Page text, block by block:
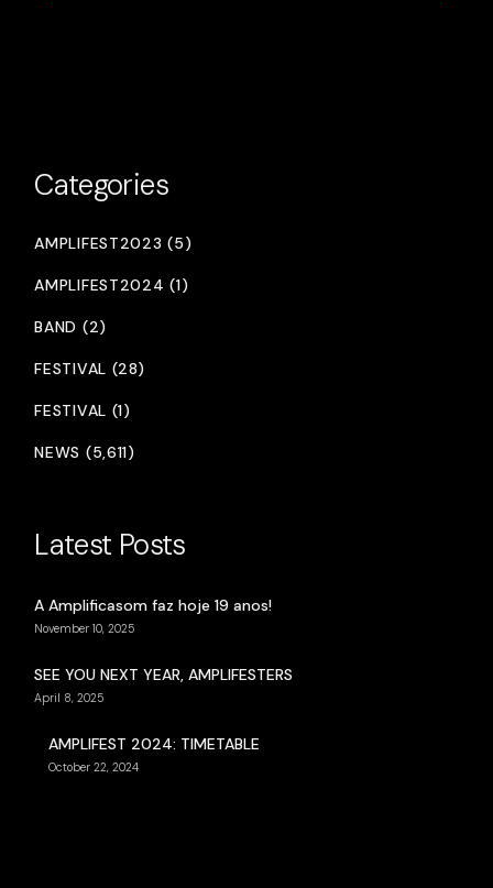
Categories
AMPLIFEST2023 (5)
AMPLIFEST2024 (1)
BAND (2)
FESTIVAL (28)
FESTIVAL (1)
NEWS (5,611)
Latest Posts
A Amplificasom faz hoje 19 anos!
November 10, 2025
SEE YOU NEXT YEAR, AMPLIFESTERS
April 8, 2025
AMPLIFEST 2024: TIMETABLE
October 22, 2024